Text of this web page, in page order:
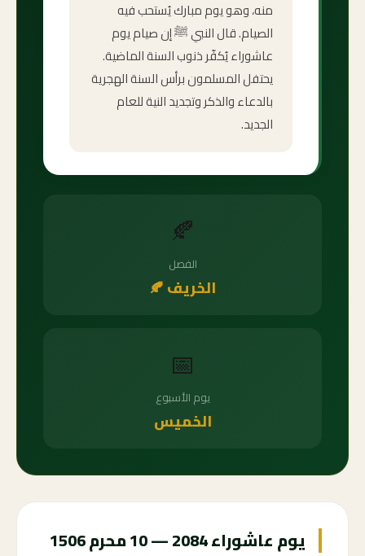
منه، وهو يوم مبارك يُستحب فيه
الصيام. قال النبي ﷺ إن صيام يوم
عاشوراء يُكفّر ذنوب السنة الماضية.
يحتفل المسلمون برأس السنة الهجرية
بالدعاء والذكر وتجديد النية للعام
الجديد.
🍂
الفصل
الخريف 🍂
📅
يوم الأسبوع
الخميس
يوم عاشوراء 2084 — 10 محرم 1506